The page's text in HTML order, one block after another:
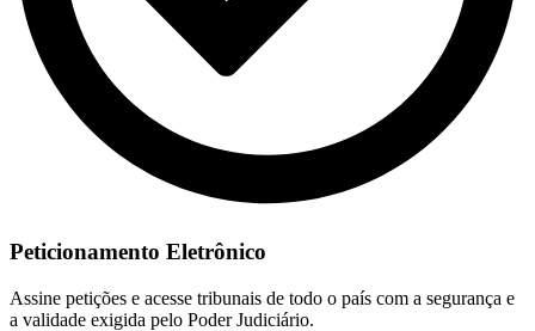
Peticionamento Eletrônico
Assine petições e acesse tribunais de todo o país com a segurança e
a validade exigida pelo Poder Judiciário.